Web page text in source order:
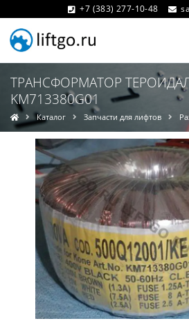
+7 (383) 277-10-48
ТРАНСФОРМАТОР
KM713380G01
Каталог Запчасти для лифтов